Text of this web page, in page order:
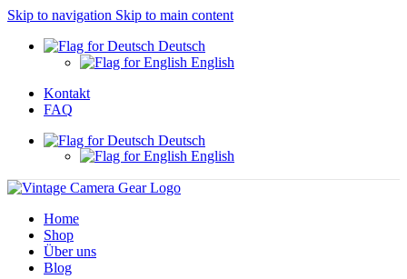
Skip to navigation Skip to main content
Deutsch
English
Kontakt
FAQ
Deutsch
English
Home
Shop
Über uns
Blog